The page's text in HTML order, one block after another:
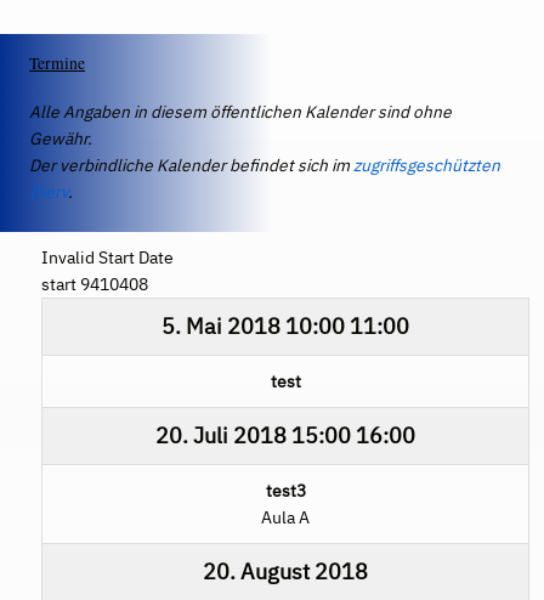
Termine
Alle Angaben in diesem öffentlichen Kalender sind ohne
Gewähr.
Der verbindliche Kalender befindet sich imzugriffsgeschützten
IServ.
Invalid Start Date
start 9410408
5. Mai 2018 10:00 11:00
test
20. Juli 2018 15:00 16:00
test3
Aula A
20. August 2018